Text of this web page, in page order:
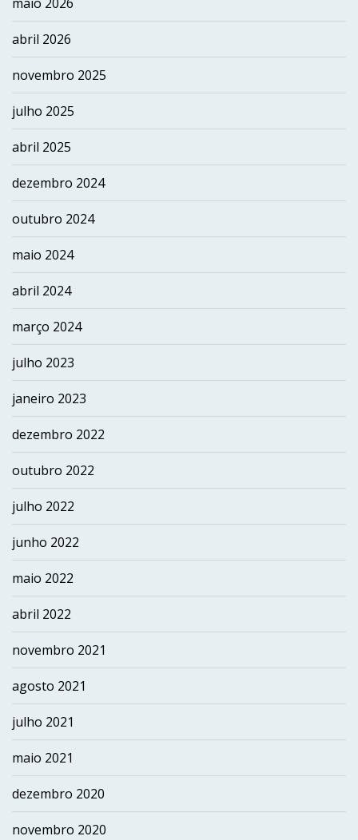
abril 2026
novembro 2025
julho 2025
abril 2025
dezembro 2024
outubro 2024
maio 2024
abril 2024
março 2024
julho 2023
janeiro 2023
dezembro 2022
outubro 2022
julho 2022
junho 2022
maio 2022
abril 2022
novembro 2021
agosto 2021
julho 2021
maio 2021
dezembro 2020
novembro 2020